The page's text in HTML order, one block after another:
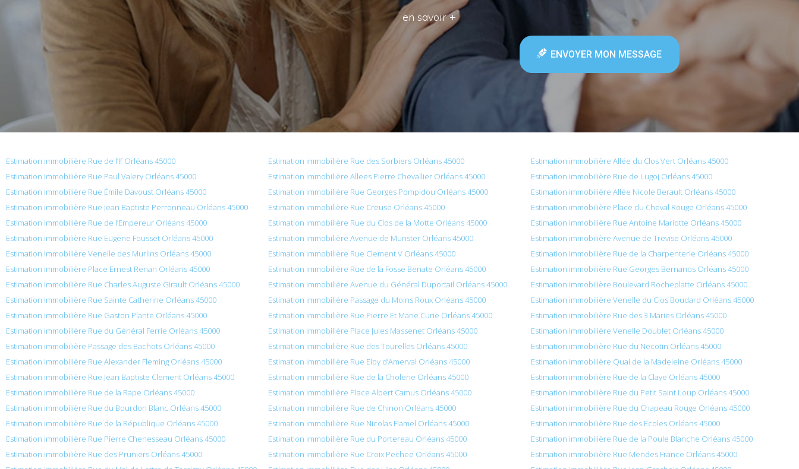
en savoir +
ENVOYER MON MESSAGE
Estimation immobilière Rue de l’If Orléans 45000 Estimation immobilière Rue des Sorbiers Orléans 45000
Estimation immobilière Allée du Clos Vert Orléans 45000
Estimation immobilière Rue Paul Valery Orléans 45000
Estimation immobilière Allees Pierre Chevallier Orléans 45000
Estimation immobilière Rue de Lugoj Orléans 45000
Estimation immobilière Rue Émile Davoust Orléans 45000
Estimation immobilière Rue Georges Pompidou Orléans 45000
Estimation immobilière Allée Nicole Berault Orléans 45000
Estimation immobilière Rue Jean Baptiste Perronneau Orléans 45000
Estimation immobilière Rue Creuse Orléans 45000
Estimation immobilière Place du Cheval Rouge Orléans 45000
Estimation immobilière Rue de l’Empereur Orléans 45000
Estimation immobilière Rue du Clos de la Motte Orléans 45000
Estimation immobilière Rue Antoine Mariotte Orléans 45000
Estimation immobilière Rue Eugene Fousset Orléans 45000
Estimation immobilière Avenue de Munster Orléans 45000
Estimation immobilière Avenue de Trevise Orléans 45000
Estimation immobilière Venelle des Murlins Orléans 45000
Estimation immobilière Rue Clement V Orléans 45000
Estimation immobilière Rue de la Charpenterie Orléans 45000
Estimation immobilière Place Ernest Renan Orléans 45000
Estimation immobilière Rue de la Fosse Benate Orléans 45000
Estimation immobilière Rue Georges Bernanos Orléans 45000
Estimation immobilière Rue Charles Auguste Girault Orléans 45000
Estimation immobilière Avenue du Général Duportail Orléans 45000
Estimation immobilière Boulevard Rocheplatte Orléans 45000
Estimation immobilière Rue Sainte Catherine Orléans 45000
Estimation immobilière Passage du Moins Roux Orléans 45000
Estimation immobilière Venelle du Clos Boudard Orléans 45000
Estimation immobilière Rue Gaston Plante Orléans 45000
Estimation immobilière Rue Pierre Et Marie Curie Orléans 45000
Estimation immobilière Rue des 3 Maries Orléans 45000
Estimation immobilière Rue du Général Ferrie Orléans 45000
Estimation immobilière Place Jules Massenet Orléans 45000
Estimation immobilière Venelle Doublet Orléans 45000
Estimation immobilière Passage des Bachots Orléans 45000
Estimation immobilière Rue des Tourelles Orléans 45000
Estimation immobilière Rue du Necotin Orléans 45000
Estimation immobilière Rue Alexander Fleming Orléans 45000
Estimation immobilière Rue Eloy d’Amerval Orléans 45000
Estimation immobilière Quai de la Madeleine Orléans 45000
Estimation immobilière Rue Jean Baptiste Clement Orléans 45000
Estimation immobilière Rue de la Cholerie Orléans 45000
Estimation immobilière Rue de la Claye Orléans 45000
Estimation immobilière Rue de la Rape Orléans 45000
Estimation immobilière Place Albert Camus Orléans 45000
Estimation immobilière Rue du Petit Saint Loup Orléans 45000
Estimation immobilière Rue du Bourdon Blanc Orléans 45000
Estimation immobilière Rue de Chinon Orléans 45000
Estimation immobilière Rue du Chapeau Rouge Orléans 45000
Estimation immobilière Rue de la République Orléans 45000
Estimation immobilière Rue Nicolas Flamel Orléans 45000
Estimation immobilière Rue des Écoles Orléans 45000
Estimation immobilière Rue Pierre Chenesseau Orléans 45000
Estimation immobilière Rue du Portereau Orléans 45000
Estimation immobilière Rue de la Poule Blanche Orléans 45000
Estimation immobilière Rue des Pruniers Orléans 45000
Estimation immobilière Rue Croix Pechee Orléans 45000
Estimation immobilière Rue Mendes France Orléans 45000